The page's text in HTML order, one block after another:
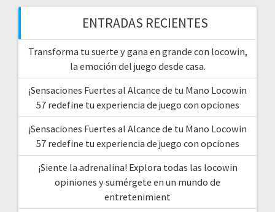
ENTRADAS RECIENTES
Transforma tu suerte y gana en grande con locowin,
la emoción del juego desde casa.
¡Sensaciones Fuertes al Alcance de tu Mano Locowin
57 redefine tu experiencia de juego con opciones
¡Sensaciones Fuertes al Alcance de tu Mano Locowin
57 redefine tu experiencia de juego con opciones
¡Siente la adrenalina! Explora todas las locowin
opiniones y sumérgete en un mundo de
entretenimient